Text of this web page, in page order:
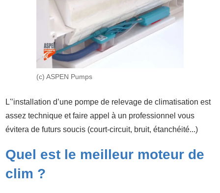
(c) ASPEN Pumps
L'’installation d’une pompe de relevage de climatisation est
assez technique et faire appel à un professionnel vous
évitera de futurs soucis (court-circuit, bruit, étanchéité...)
Quel est le meilleur moteur de
clim ?